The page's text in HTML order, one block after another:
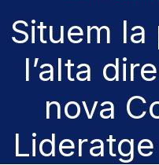
Situem
l’alta
nova